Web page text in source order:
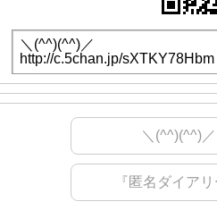
＼(^^)(^^)
『匿名ダイア